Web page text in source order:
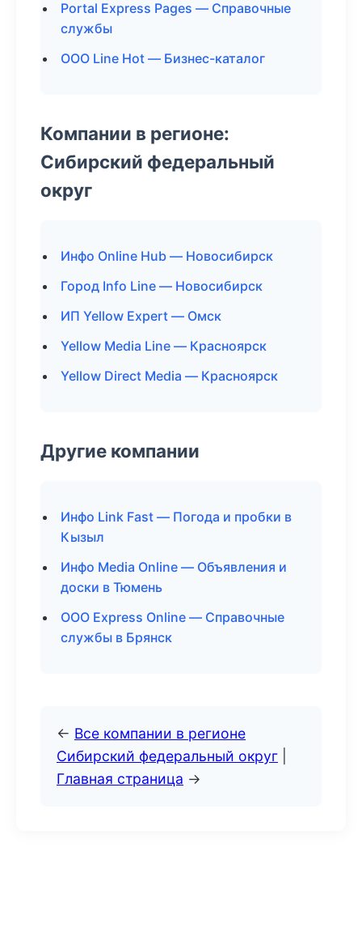
Portal Express Pages — Справочные
службы
ООО Line Hot — Бизнес-каталог
Компании в регионе:
Сибирский федеральный
округ
Инфо Online Hub — Новосибирск
Город Info Line — Новосибирск
ИП Yellow Expert — Омск
Yellow Media Line — Красноярск
Yellow Direct Media — Красноярск
Другие компании
Инфо Link Fast — Погода и пробки в
Кызыл
Инфо Media Online — Объявления и
доски в Тюмень
ООО Express Online — Справочные
службы в Брянск
← Все компании в регионе
Сибирский федеральный округ
Главная страница →